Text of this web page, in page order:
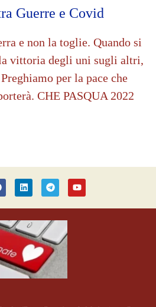
Guerre e Covid
e non la toglie. Quando si
vittoria degli uni sugli altri,
per la pace che
CHE PASQUA 2022